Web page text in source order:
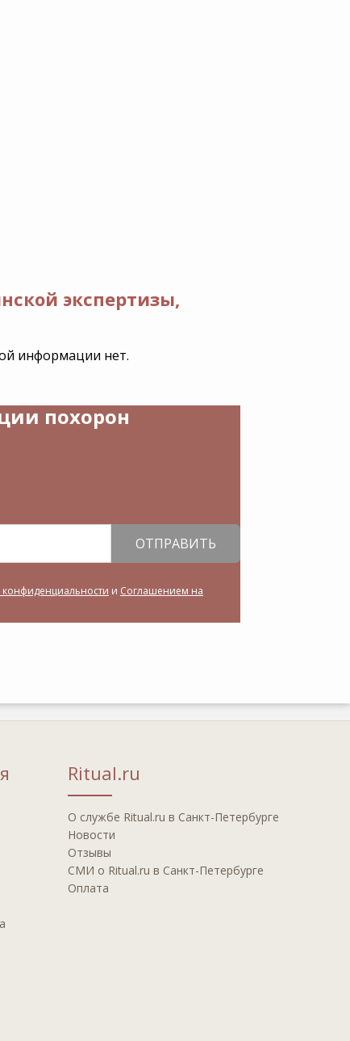
экспертизы,
информации нет.
похорон
ОТПРАВИТЬ
и Соглашением на
Ritual.ru
О службе Ritual.ru в Санкт-Петербурге
Новости
Отзывы
СМИ о Ritual.ru в Санкт-Петербурге
Оплата